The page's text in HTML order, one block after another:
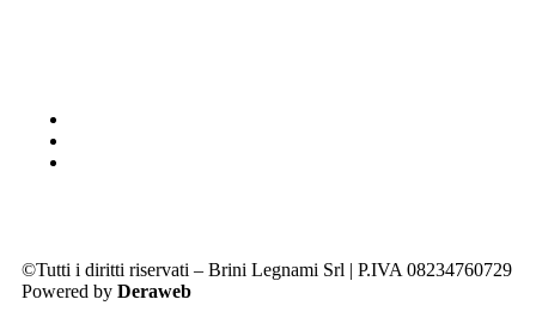
©Tutti i diritti riservati – Brini Legnami Srl | P.IVA 08234760729
Powered by Deraweb